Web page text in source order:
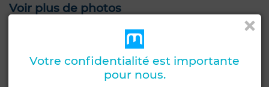
Voir plus de photos
Votre confidentialité est importante
pour nous.